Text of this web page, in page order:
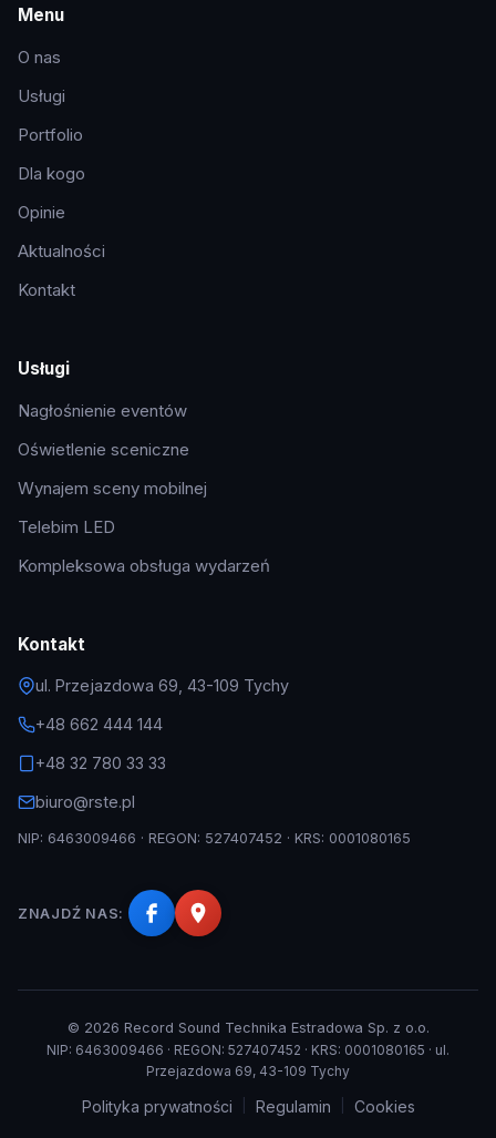
Menu
O nas
Usługi
Portfolio
Dla kogo
Opinie
Aktualności
Kontakt
Usługi
Nagłośnienie eventów
Oświetlenie sceniczne
Wynajem sceny mobilnej
Telebim LED
Kompleksowa obsługa wydarzeń
Kontakt
ul. Przejazdowa 69, 43-109 Tychy
+48 662 444 144
+48 32 780 33 33
biuro@rste.pl
NIP: 6463009466 · REGON: 527407452 · KRS: 0001080165
ZNAJDŹ NAS:
© 2026 Record Sound Technika Estradowa Sp. z o.o.
NIP: 6463009466 · REGON: 527407452 · KRS: 0001080165 · ul.
Przejazdowa 69, 43-109 Tychy
Polityka prywatności Regulamin Cookies